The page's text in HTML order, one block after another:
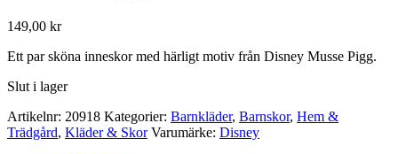
149,00 kr
Ett par sköna inneskor med härligt motiv från Disney Musse Pigg.
Slut i lager
Artikelnr: 20918 Kategorier: Barnkläder, Barnskor, Hem &
Trädgård, Kläder & Skor Varumärke: Disney